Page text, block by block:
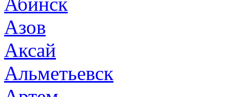
Азов
Аксай
Альметьевск